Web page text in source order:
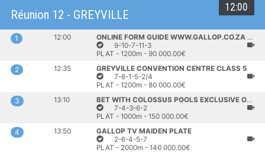
12:00
Réunion 12 - GREYVILLE
1 12:00
ONLINE FORM GUIDE WWW.GALLOP.CO.ZA OPEN MAIDEN
9-10-7-11-3
PLAT - 1200m - 90 000.00€
2 12:35
GREYVILLE CONVENTION CENTRE CLASS 5
7-6-1-5-2/4
PLAT - 1200m - 80 000.00€
3 13:10
BET WITH COLOSSUS POOLS EXCLUSIVE ON WWW.TOTE.CO.ZAMIDDLE STAKES
7-4-3-6-2
PLAT - 1000m - 150 000.00€
4 13:50
GALLOP TV MAIDEN PLATE
2-6-4-5-7
PLAT - 2000m - 140 000.00€